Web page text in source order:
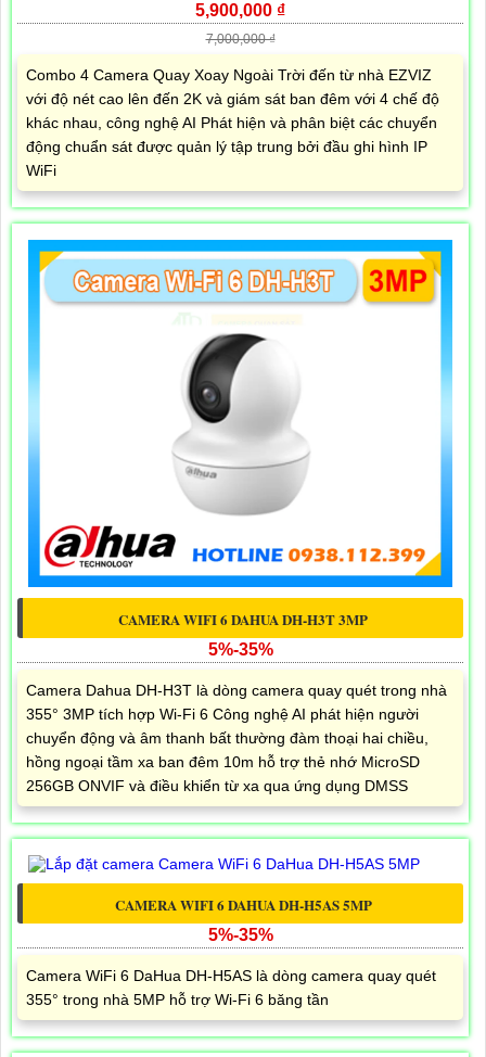
5,900,000 ₫
7,000,000 ₫
Combo 4 Camera Quay Xoay Ngoài Trời đến từ nhà EZVIZ
với độ nét cao lên đến 2K và giám sát ban đêm với 4 chế độ
khác nhau, công nghệ AI Phát hiện và phân biệt các chuyển
động chuẩn sát được quản lý tập trung bởi đầu ghi hình IP
WiFi
CAMERA WIFI 6 DAHUA DH-H3T 3MP
5%-35%
Camera Dahua DH-H3T là dòng camera quay quét trong nhà
355° 3MP tích hợp Wi-Fi 6 Công nghệ AI phát hiện người
chuyển động và âm thanh bất thường đàm thoại hai chiều,
hồng ngoại tầm xa ban đêm 10m hỗ trợ thẻ nhớ MicroSD
256GB ONVIF và điều khiển từ xa qua ứng dụng DMSS
CAMERA WIFI 6 DAHUA DH-H5AS 5MP
5%-35%
Camera WiFi 6 DaHua DH-H5AS là dòng camera quay quét
355° trong nhà 5MP hỗ trợ Wi-Fi 6 băng tần